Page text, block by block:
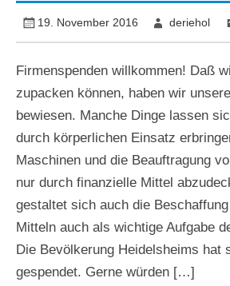
19. November 2016 deriehol
Firmenspenden willkommen! Daß
zupacken können, haben wir
bewiesen. Manche Dinge lassen
durch körperlichen Einsatz
Maschinen und die Beauftragung
nur durch finanzielle Mittel
gestaltet sich auch die
Mitteln auch als wichtige Aufgabe
Die Bevölkerung Heidelsheims hat
gespendet. Gerne würden […]